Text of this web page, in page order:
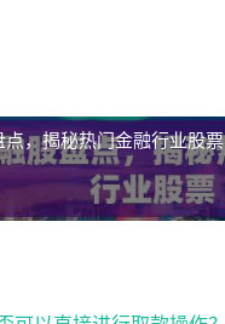
点，揭秘热门金融行业股票